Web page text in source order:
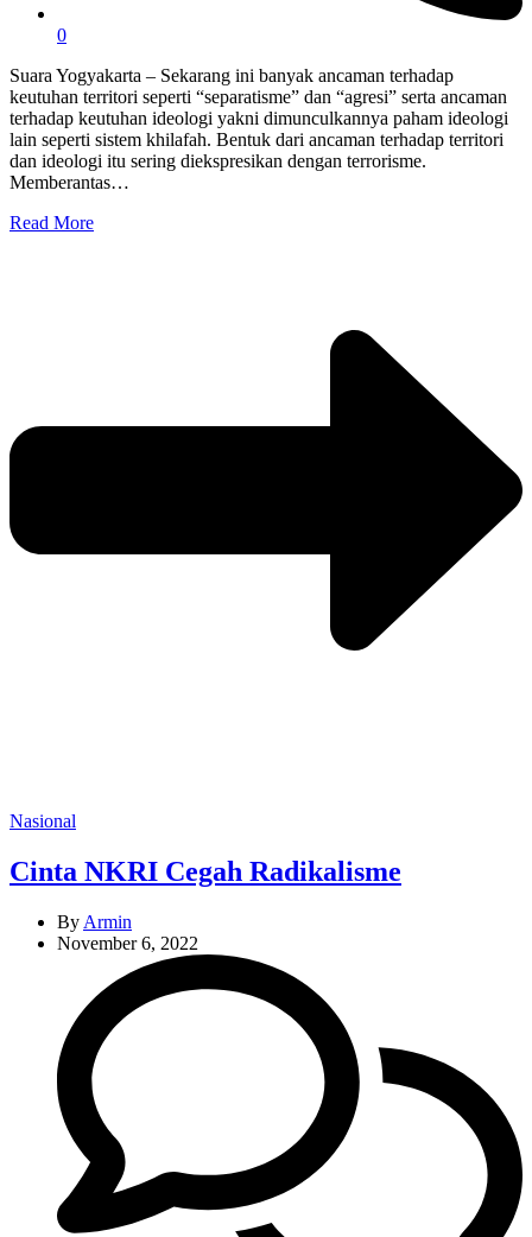
0
Suara Yogyakarta – Sekarang ini banyak ancaman terhadap
keutuhan territori seperti “separatisme” dan “agresi” serta ancaman
terhadap keutuhan ideologi yakni dimunculkannya paham ideologi
lain seperti sistem khilafah. Bentuk dari ancaman terhadap territori
dan ideologi itu sering diekspresikan dengan terrorisme.
Memberantas…
Read More
Categories
Nasional
Cinta NKRI Cegah Radikalisme
By Armin
November 6, 2022